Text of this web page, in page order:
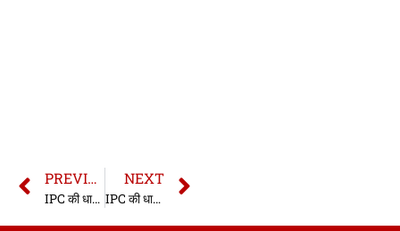
PREVIOUS
IPC की धारा 419 | धारा 419 भारतीय दण्ड संहिता | IPC Section 419 In Hindi
NEXT
IPC की धारा 421 | धारा 421 भारतीय दण्ड संहिता | IPC Section 421 In Hindi